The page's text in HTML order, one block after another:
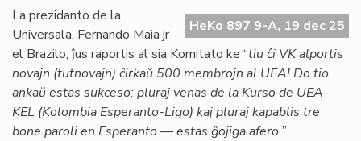
Israelo
kaj
Hamas
HeKo 897 9-A, 19 dec 25
La prezidanto de la
Universala, Fernando Maia jr
el Brazilo, ĵus raportis al sia Komitato ke “tiu ĉi VK alportis
novajn (tutnovajn) ĉirkaŭ 500 membrojn al UEA! Do tio
ankaŭ estas sukceso: pluraj venas de la Kurso de UEA-
KEL (Kolombia Esperanto-Ligo) kaj pluraj kapablis tre
bone paroli en Esperanto — estas ĝojiga afero.”